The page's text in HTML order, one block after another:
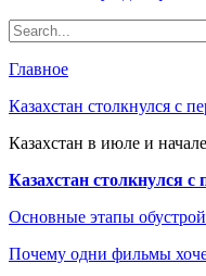
Главное
Казахстан столкнулся с
Казахстан в июле и
Казахстан столкнулся
Основные этапы
Почему одни фильмы